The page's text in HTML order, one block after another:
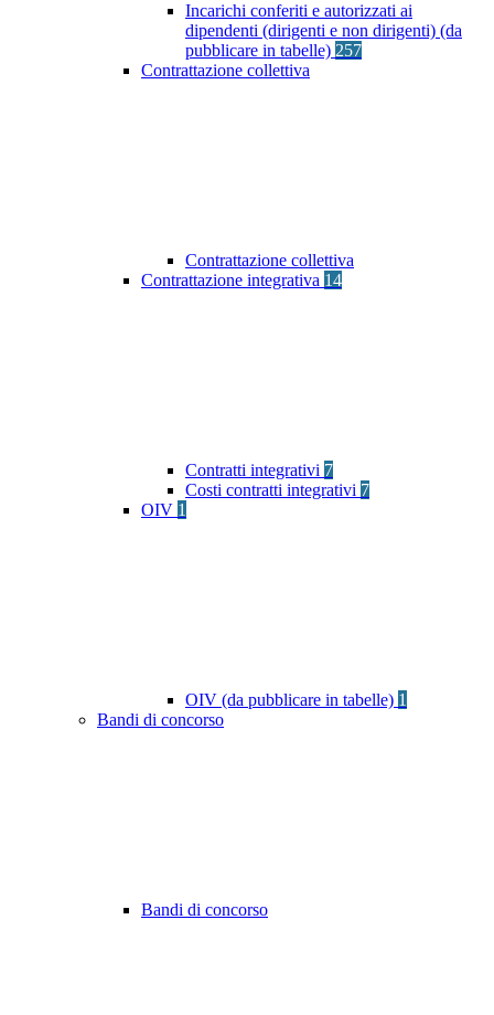
Incarichi conferiti e autorizzati ai
dipendenti (dirigenti e non dirigenti) (da
pubblicare in tabelle) 257
Contrattazione collettiva
Contrattazione collettiva
Contrattazione integrativa 14
Contratti integrativi 7
Costi contratti integrativi 7
OIV 1
OIV (da pubblicare in tabelle) 1
Bandi di concorso
Bandi di concorso